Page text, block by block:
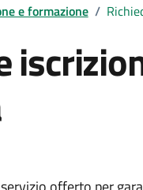
e formazione /